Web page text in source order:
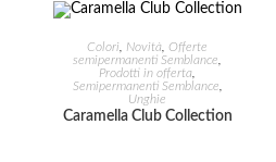
IN OFFERTA!
AGGIUNGI AL CARRELLO
Colori Novità ,Offerte
semipermanenti Semblance
Prodotti in offerta
Semipermanenti Semblance
Unghie
Caramella Club Collection